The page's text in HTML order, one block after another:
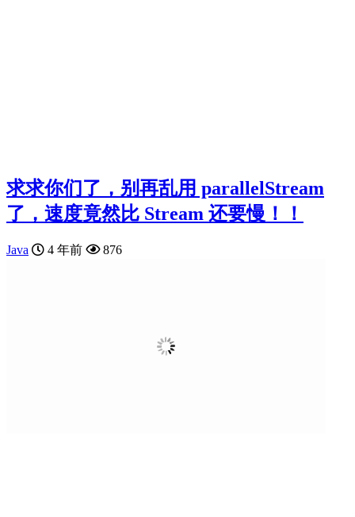
求求你们了，别再乱用 parallelStream
了，速度竟然比 Stream 还要慢！！
Java 4 年前 876